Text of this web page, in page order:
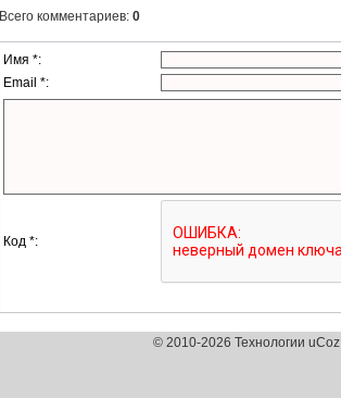
Всего комментариев:0
Имя *:
Email *:
Код *:
© 2010-2026 Технологии uCoz